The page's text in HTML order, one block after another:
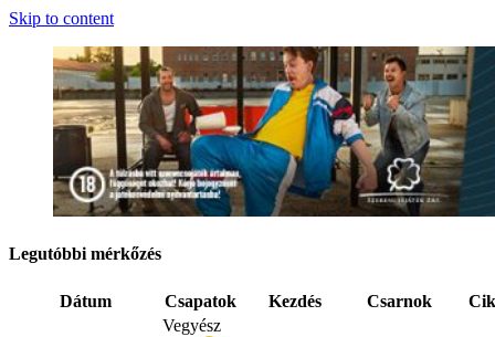
Skip to content
Legutóbbi mérkőzés
Dátum Csapatok Kezdés Csarnok
Vegyész